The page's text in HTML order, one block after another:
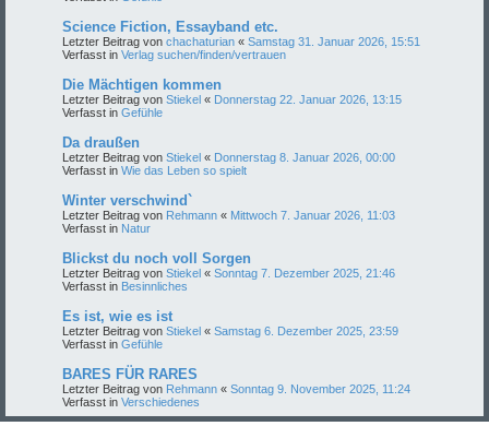
Science Fiction, Essayband etc.
Letzter Beitrag von chachaturian « Samstag 31. Januar 2026, 15:51
Verfasst in Verlag suchen/finden/vertrauen
Die Mächtigen kommen
Letzter Beitrag von Stiekel « Donnerstag 22. Januar 2026, 13:15
Verfasst in Gefühle
Da draußen
Letzter Beitrag von Stiekel « Donnerstag 8. Januar 2026, 00:00
Verfasst in Wie das Leben so spielt
Winter verschwind`
Letzter Beitrag von Rehmann « Mittwoch 7. Januar 2026, 11:03
Verfasst in Natur
Blickst du noch voll Sorgen
Letzter Beitrag von Stiekel « Sonntag 7. Dezember 2025, 21:46
Verfasst in Besinnliches
Es ist, wie es ist
Letzter Beitrag von Stiekel « Samstag 6. Dezember 2025, 23:59
Verfasst in Gefühle
BARES FÜR RARES
Letzter Beitrag von Rehmann « Sonntag 9. November 2025, 11:24
Verfasst in Verschiedenes